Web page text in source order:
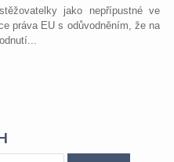
jako nepřípustné ve
práva EU s odůvodněním, že na